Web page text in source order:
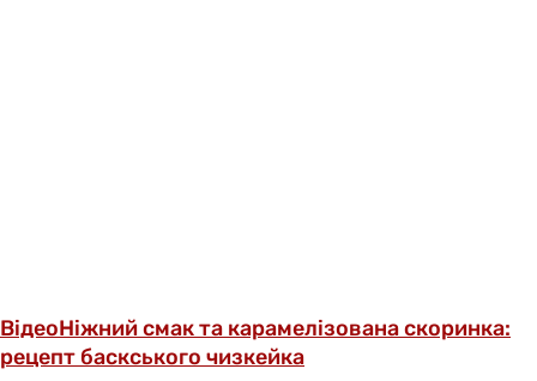
ВідеоНіжний смак та карамелізована скоринка:
рецепт баскського чизкейка